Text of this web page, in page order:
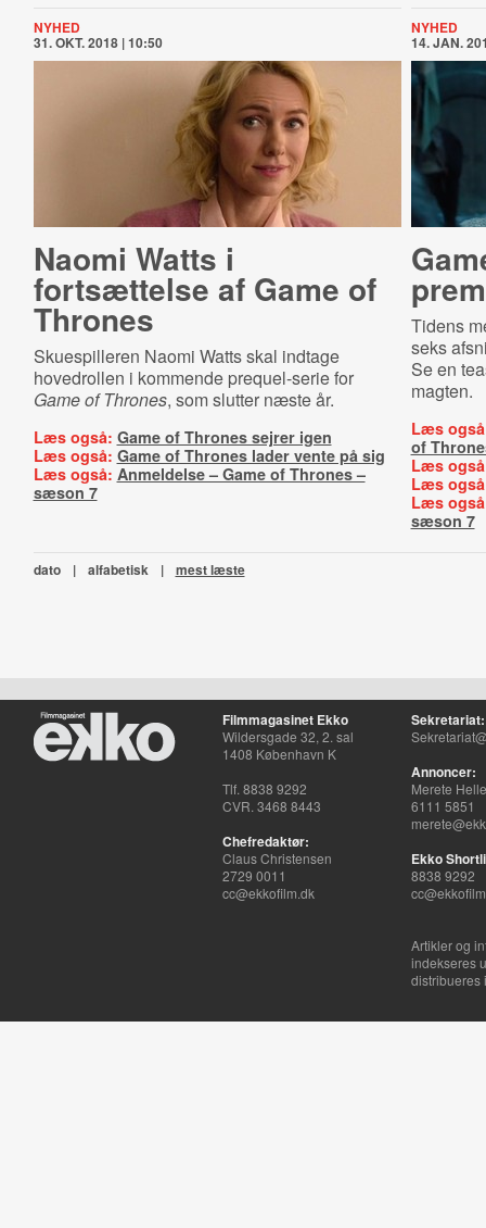
NYHED
31. OKT. 2018 | 10:50
Naomi Watts i
fortsættelse af Game of
Thrones
Skuespilleren Naomi Watts skal indtage
hovedrollen i kommende prequel-serie for
Game of Thrones, som slutter næste år.
Læs også: Game of Thrones sejrer igen
Læs også: Game of Thrones lader vente på sig
Læs også: Anmeldelse – Game of Thrones –
sæson 7
NYHED
14. JAN.
Tidens
seks
Se en
magten.
Læs
of
Læs
Læs
Læs
sæson 7
dato | alfabetisk | mest læste
Filmmagasinet Ekko
Wildersgade 32, 2. sal
1408 København K
Tlf. 8838 9292
CVR. 3468 8443
Chefredaktør:
Claus Christensen
2729 0011
cc@ekkofilm.dk
Sekretariat:
Annoncer:
Merete
6111 5851
Ekko
8838 9292
Artikler og
indekseres
distribueres